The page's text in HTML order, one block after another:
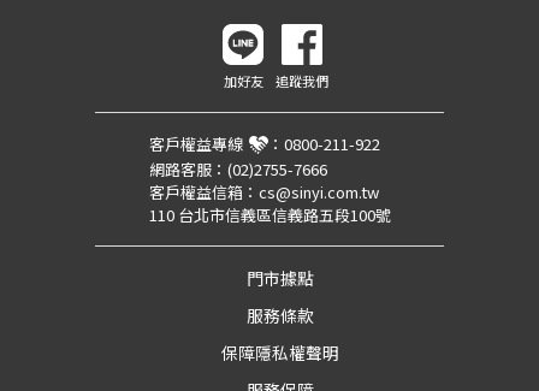
加好友 追蹤我們
客戶權益專線 ： 0800-211-922
網路客服： (02)2755-7666
客戶權益信箱： cs@sinyi.com.tw
110 台北市信義區信義路五段100號
門市據點
服務條款
保障隱私權聲明